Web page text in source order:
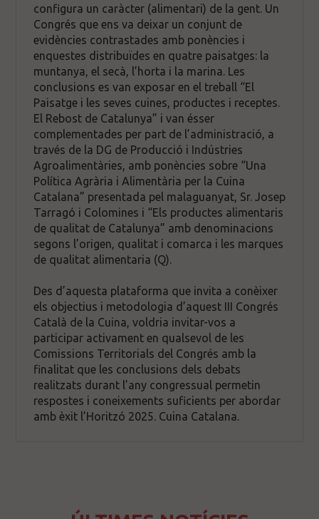
configura un caràcter (alimentari) de la gent. Un
Congrés que ens va deixar un conjunt de
evidències contrastades amb ponències i
enquestes distribuïdes en quatre paisatges: la
muntanya, el secà, l’horta i la marina. Les
conclusions es van exposar en el treball “El
Paisatge i les seves cuines, productes i receptes.
El Rebost de Catalunya” i van ésser
complementades per part de l’administració, a
través de la DG de Producció i Indústries
Agroalimentàries, amb ponències sobre “Una
Política Agrària i Alimentària per la Cuina
Catalana” presentada pel malaguanyat, Sr. Josep
Tarragó i Colomines i “Els productes alimentaris
de qualitat de Catalunya” amb denominacions
segons l’origen, qualitat i comarca i les marques
de qualitat alimentaria (Q).
Des d’aquesta plataforma que invita a conèixer
els objectius i metodologia d’aquest III Congrés
Català de la Cuina, voldria invitar-vos a
participar activament en qualsevol de les
Comissions Territorials del Congrés amb la
finalitat que les conclusions dels debats
realitzats durant l’any congressual permetin
respostes i coneixements suficients per abordar
amb èxit l’Horitzó 2025. Cuina Catalana.